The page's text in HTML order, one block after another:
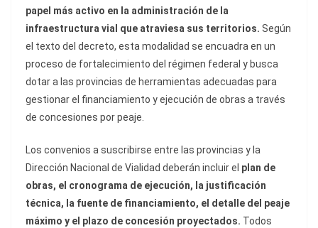
papel más activo en la administración de la
infraestructura vial que atraviesa sus territorios. Según
el texto del decreto, esta modalidad se encuadra en un
proceso de fortalecimiento del régimen federal y busca
dotar a las provincias de herramientas adecuadas para
gestionar el financiamiento y ejecución de obras a través
de concesiones por peaje.
Los convenios a suscribirse entre las provincias y la
Dirección Nacional de Vialidad deberán incluir el plan de
obras, el cronograma de ejecución, la justificación
técnica, la fuente de financiamiento, el detalle del peaje
máximo y el plazo de concesión proyectados. Todos